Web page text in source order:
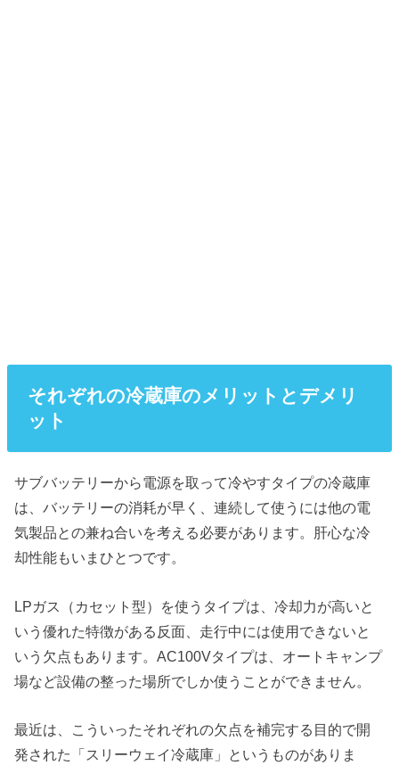
それぞれの冷蔵庫のメリットとデメリ
ット
サブバッテリーから電源を取って冷やすタイプの冷蔵庫
は、バッテリーの消耗が早く、連続して使うには他の電
気製品との兼ね合いを考える必要があります。肝心な冷
却性能もいまひとつです。
LPガス（カセット型）を使うタイプは、冷却力が高いと
いう優れた特徴がある反面、走行中には使用できないと
いう欠点もあります。AC100Vタイプは、オートキャンプ
場など設備の整った場所でしか使うことができません。
最近は、こういったそれぞれの欠点を補完する目的で開
発された「スリーウェイ冷蔵庫」というものがありま